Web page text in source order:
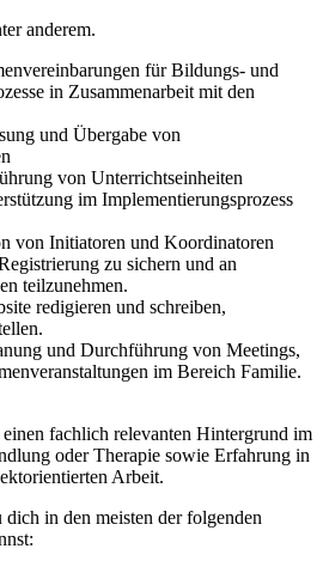
anderem.
für Bildungs- und
in Zusammenarbeit mit den
und Übergabe von
von Unterrichtseinheiten
im Implementierungsprozess
von Initiatoren und Koordinatoren
zu sichern und an
teilzunehmen.
redigieren und schreiben,
und Durchführung von Meetings,
im Bereich Familie.
fachlich relevanten Hintergrund im
oder Therapie sowie Erfahrung in
Arbeit.
in den meisten der folgenden